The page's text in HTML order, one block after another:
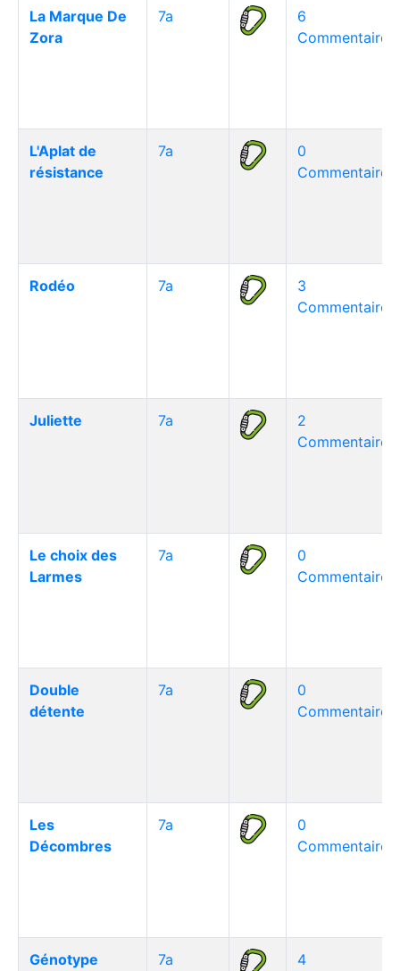
La Marque De
Zora
7a
6
L'Aplat de
résistance
7a
0
Rodéo 7a
3
Juliette 7a
2
Le choix des
Larmes
7a
0
Double
détente
7a
0
Les
Décombres
7a
0
Génotype 7a
4